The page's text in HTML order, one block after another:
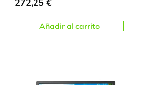
272,25€
Añadir al carrito